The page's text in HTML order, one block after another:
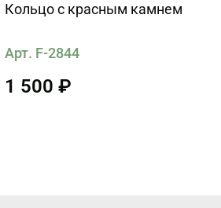
Кольцо с красным камнем
Арт. F-2844
1 500 ₽